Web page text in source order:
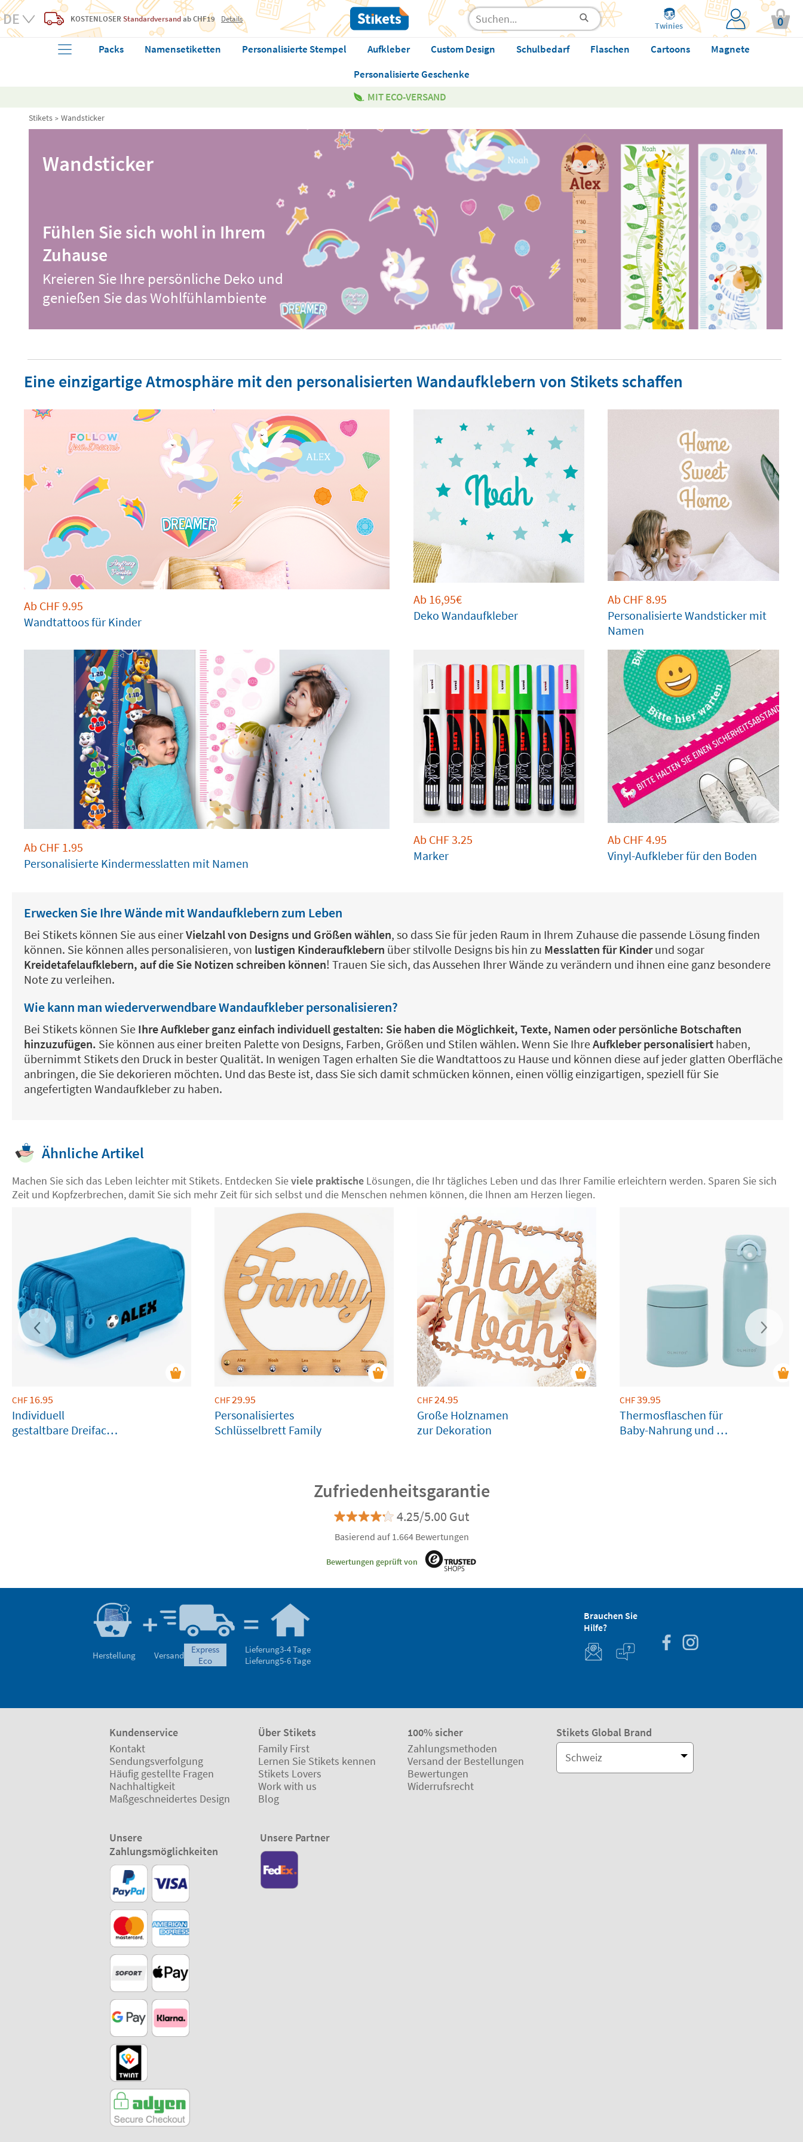
KOSTENLOSER Standardversandab CHF19 Details
Twinies 0
Packs Namensetiketten Personalisierte Stempel Aufkleber Custom Design Schulbedarf Flaschen Cartoons
Magnete
Personalisierte Geschenke
MIT ECO-VERSAND
Stikets Wandsticker
Wandsticker
Fühlen Sie sich wohl in Ihrem
Zuhause
Kreieren Sie Ihre persönliche Deko und
genießen Sie das Wohlfühlambiente
Eine einzigartige Atmosphäre mit den personalisierten Wandaufklebern von Stikets schaffen
Ab CHF9.95
Wandtattoos für Kinder
Ab 16,95€
Deko Wandaufkleber
Ab CHF8.95
Personalisierte Wandsticker mit
Namen
Ab CHF 1.95
Personalisierte Kindermesslatten mit Namen
Ab CHF3.25
Marker
Ab CHF4.95
Vinyl-Aufkleber für den Boden
Erwecken Sie Ihre Wände mit Wandaufklebern zum Leben
Bei Stikets können Sie aus einerVielzahl von Designs und Größen wählen, so dass Sie für jeden Raum in Ihrem Zuhause die passende Lösung finden
können. Sie können alles personalisieren, von lustigen Kinderaufklebern über stilvolle Designs bis hin zu Messlatten für Kinderund sogar
Kreidetafelaufklebern, auf die Sie Notizen schreiben können! Trauen Sie sich, das Aussehen Ihrer Wände zu verändern und ihnen eine ganz besondere
Note zu verleihen.
Wie kann man wiederverwendbare Wandaufkleber personalisieren?
Bei Stikets können Sie Ihre Aufkleber ganz einfach individuell gestalten: Sie haben die Möglichkeit, Texte, Namen oder persönliche Botschaften
hinzuzufügen. Sie können aus einer breiten Palette von Designs, Farben, Größen und Stilen wählen. Wenn Sie IhreAufkleber personalisiert haben,
übernimmt Stikets den Druck in bester Qualität. In wenigen Tagen erhalten Sie die Wandtattoos zu Hause und können diese auf jeder glatten Oberfläche
anbringen, die Sie dekorieren möchten. Und das Beste ist, dass Sie sich damit schmücken können, einen völlig einzigartigen, speziell für Sie
angefertigten Wandaufkleber zu haben.
Ähnliche Artikel
Machen Sie sich das Leben leichter mit Stikets. Entdecken Sieviele praktische Lösungen, die Ihr tägliches Leben und das Ihrer Familie erleichtern werden. Sparen Sie sich
Zeit und Kopfzerbrechen, damit Sie sich mehr Zeit für sich selbst und die Menschen nehmen können, die Ihnen am Herzen liegen.
CHF 16.95
Individuell
gestaltbare Dreifach-
CHF29.95
Personalisiertes
Schlüsselbrett Family
CHF24.95
Große Holznamen
zur Dekoration
CHF39.95
Thermosflaschen für
Baby-Nahrung und -
Zufriedenheitsgarantie
4.25/5.00 Gut
Basierend auf 1.664 Bewertungen
Bewertungen geprüft von
Herstellung Versand
express
eco
Lieferung3-4 Tage
Lieferung5-6 Tage
Brauchen Sie
Hilfe?
Kundenservice
Kontakt
Sendungsverfolgung
Häufig gestellte Fragen
Nachhaltigkeit
Maßgeschneidertes Design
Über Stikets
Family First
Lernen Sie Stikets kennen
Stikets Lovers
Work with us
Blog
100% sicher
Zahlungsmethoden
Versand der Bestellungen
Bewertungen
Widerrufsrecht
Stikets Global Brand
Schweiz
Unsere
Zahlungsmöglichkeiten
Unsere Partner